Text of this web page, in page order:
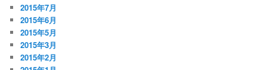
2015年7月
2015年6月
2015年5月
2015年3月
2015年2月